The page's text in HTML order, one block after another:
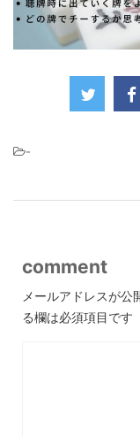
-
comment
メールアドレスが公
る欄は必須項目です